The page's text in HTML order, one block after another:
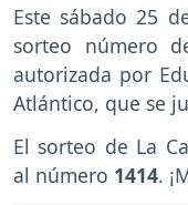
Este sábado 25
sorteo número
autorizada por
Atlántico, que se
El sorteo de La
al número 1414.